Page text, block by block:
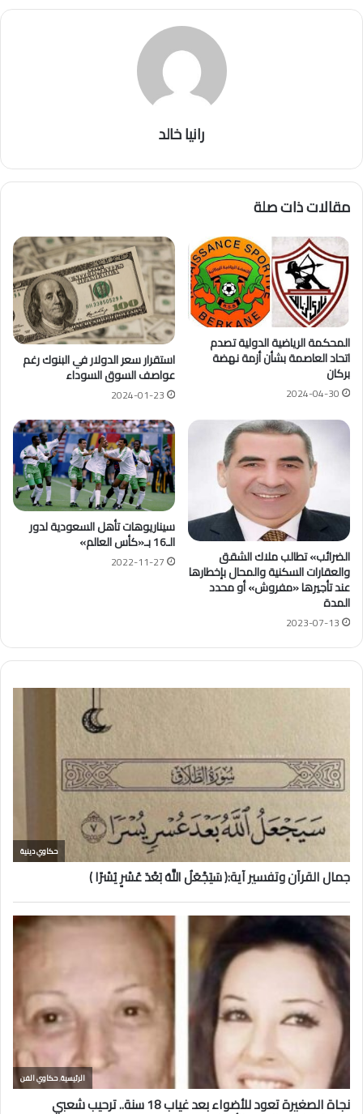
رانيا خالد
مقالات ذات صلة
المحكمة الرياضية الدولية تصدم
اتحاد العاصمة بشأن أزمة نهضة
بركان
2024-04-30
استقرار سعر الدولار في البنوك رغم
عواصف السوق السوداء
2024-01-23
الضرائب» تطالب ملاك الشقق
والعقارات السكنية والمحال بإخطارها
عند تأجيرها «مفروش» أو محدد
المدة
2023-07-13
سيناريوهات تأهل السعودية لدور
الـ16 بـ«كأس العالم»
2022-11-27